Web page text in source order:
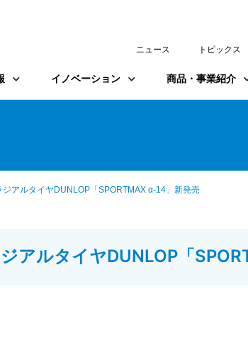
ニュース トピックス
イノベーション 商品・事業紹介
アルタイヤDUNLOP「SPORTMAX α-14」新発売
アルタイヤDUNLOP「